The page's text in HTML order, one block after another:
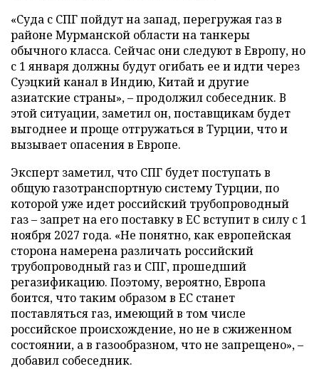
«Суда с СПГ пойдут на запад, перегружая газ в
районе Мурманской области на танкеры
обычного класса. Сейчас они следуют в Европу, но
с 1 января должны будут огибать ее и идти через
Суэцкий канал в Индию, Китай и другие
азиатские страны», – продолжил собеседник. В
этой ситуации, заметил он, поставщикам будет
выгоднее и проще отгружаться в Турции, что и
вызывает опасения в Европе.
Эксперт заметил, что СПГ будет поступать в
общую газотранспортную систему Турции, по
которой уже идет российский трубопроводный
газ – запрет на его поставку в ЕС вступит в силу с 1
ноября 2027 года. «Не понятно, как европейская
сторона намерена различать российский
трубопроводный газ и СПГ, прошедший
регазификацию. Поэтому, вероятно, Европа
боится, что таким образом в ЕС станет
поставляться газ, имеющий в том числе
российское происхождение, но не в сжиженном
состоянии, а в газообразном, что не запрещено», –
добавил собеседник.